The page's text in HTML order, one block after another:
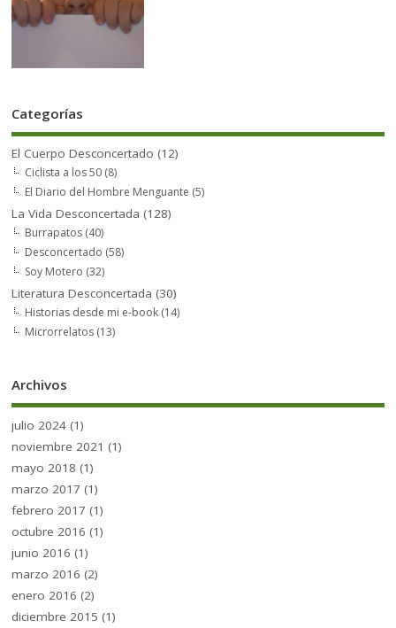
Categorías
El Cuerpo Desconcertado (12)
Ciclista a los 50 (8)
El Diario del Hombre Menguante (5)
La Vida Desconcertada (128)
Burrapatos (40)
Desconcertado (58)
Soy Motero (32)
Literatura Desconcertada (30)
Historias desde mi e-book (14)
Microrrelatos (13)
Archivos
julio 2024 (1)
noviembre 2021 (1)
mayo 2018 (1)
marzo 2017 (1)
febrero 2017 (1)
octubre 2016 (1)
junio 2016 (1)
marzo 2016 (2)
enero 2016 (2)
diciembre 2015 (1)